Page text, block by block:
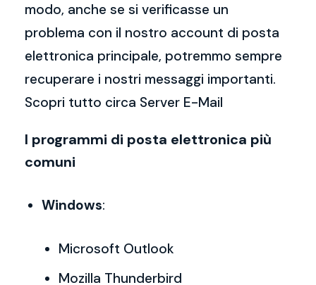
modo, anche se si verificasse un
problema con il nostro account di posta
elettronica principale, potremmo sempre
recuperare i nostri messaggi importanti.
Scopri tutto circa Server E-Mail
I programmi di posta elettronica più
comuni
Windows:
Microsoft Outlook
Mozilla Thunderbird